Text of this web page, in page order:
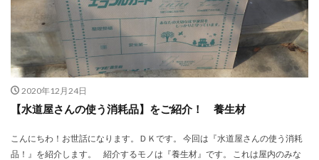
2020年12月24日
【水道屋さんの使う消耗品】をご紹介！ 養生材
こんにちわ！お世話になります。ＤＫです。 今回は『水道屋さんの使う消耗
品！』を紹介します。 紹介するモノは『養生材』です。 これは屋内のみな